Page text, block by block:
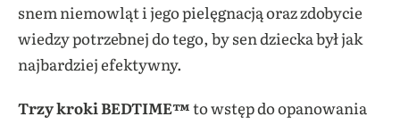
snem niemowląt i jego pielęgnacją oraz zdobycie
wiedzy potrzebnej do tego, by sen dziecka był jak
najbardziej efektywny.
Trzy kroki BEDTIME™to wstęp do opanowania